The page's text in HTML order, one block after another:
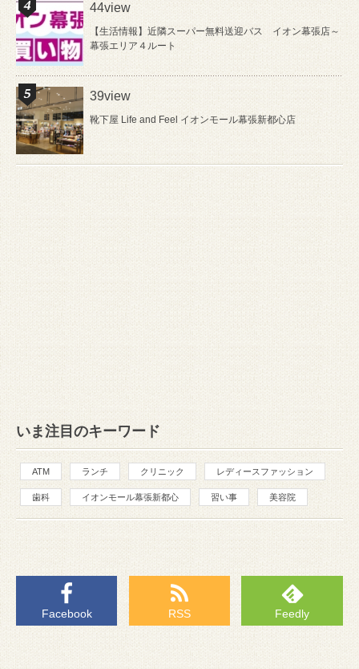
44view
【生活情報】近隣スーパー無料送迎バス イオン幕張店～
幕張エリア４ルート
39view
靴下屋 Life and Feel イオンモール幕張新都心店
いま注目のキーワード
ATM ランチ クリニック レディースファッション
歯科 イオンモール幕張新都心 習い事 美容院
Facebook RSS Feedly